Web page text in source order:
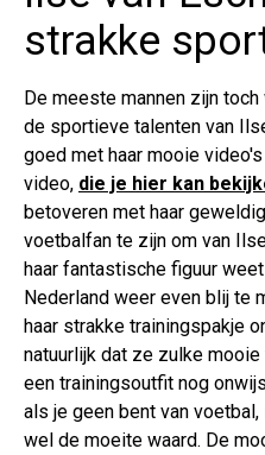
strakke
De meeste mannen zijn
de sportieve talenten van
goed met haar mooie
video, die je hier kan
betoveren met haar
voetbalfan te zijn om van
haar fantastische figuur
Nederland weer even blij te
haar strakke trainingspakje
natuurlijk dat ze zulke
een trainingsoutfit nog
als je geen bent van
wel de moeite waard. De